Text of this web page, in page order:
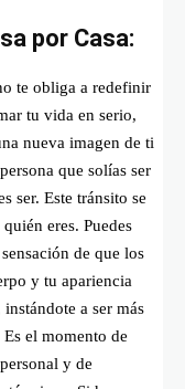
por Casa:
te obliga a redefinir
tu vida en serio,
nueva imagen de ti
que solías ser
ser. Este tránsito se
eres. Puedes
de que los
y tu apariencia
a ser más
el momento de
y de